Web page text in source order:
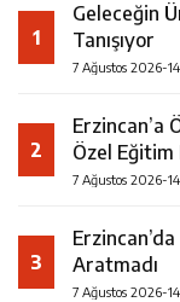
1
Geleceğin
Tanışıyor
7 Ağustos 2026-
2
Erzincan’a
Özel Eğitim
7 Ağustos 2026-
3
Aratmadı
7 Ağustos 2026-